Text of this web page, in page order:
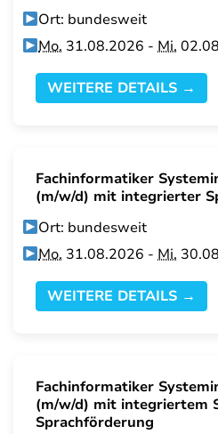
Ort: bundesweit
Mo. 31.08.2026 -Mi.
WEITERE DETAILS →
Fachinformatiker
(m/w/d) mit integrierter
Ort: bundesweit
Mo. 31.08.2026 -Mi.
WEITERE DETAILS →
Fachinformatiker
(m/w/d) mit integriertem
Sprachförderung